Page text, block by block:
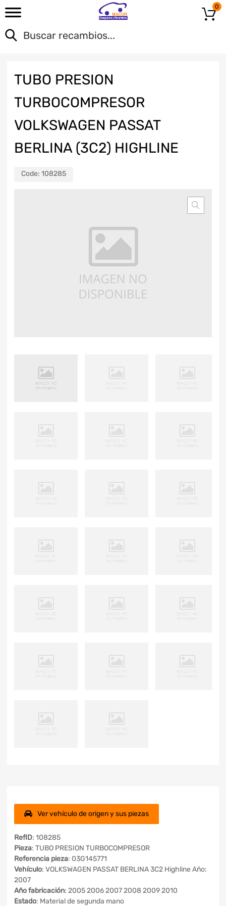
0
TUBO PRESION
TURBOCOMPRESOR
VOLKSWAGEN PASSAT
BERLINA (3C2) HIGHLINE
Code: 108285
Ver vehículo de origen y sus piezas
RefID: 108285
Pieza: TUBO PRESION TURBOCOMPRESOR
Referencia pieza: 03G145771
Vehículo: VOLKSWAGEN PASSAT BERLINA 3C2 Highline Año:
2007
Año fabricación: 2005 2006 2007 2008 2009 2010
Estado: Material de segunda mano